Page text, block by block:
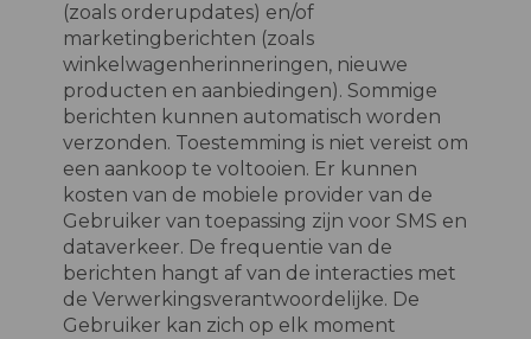
(zoals orderupdates) en/of
marketingberichten (zoals
winkelwagenherinneringen, nieuwe
producten en aanbiedingen). Sommige
berichten kunnen automatisch worden
verzonden. Toestemming is niet vereist om
een aankoop te voltooien. Er kunnen
kosten van de mobiele provider van de
Gebruiker van toepassing zijn voor SMS en
dataverkeer. De frequentie van de
berichten hangt af van de interacties met
de Verwerkingsverantwoordelijke. De
Gebruiker kan zich op elk moment